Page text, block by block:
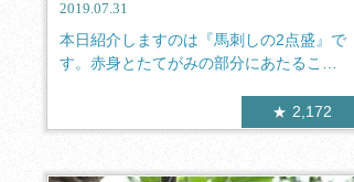
2019.07.31
本日紹介しますのは『馬刺しの2点盛』で
す。赤身とたてがみの部分にあたるこう
2,172